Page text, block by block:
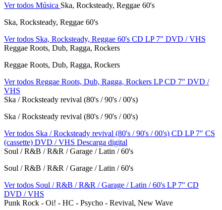
Ver todos Música Ska, Rocksteady, Reggae 60's
Ska, Rocksteady, Reggae 60's
Ver todos Ska, Rocksteady, Reggae 60's CD LP 7" DVD / VHS
Reggae Roots, Dub, Ragga, Rockers
Reggae Roots, Dub, Ragga, Rockers
Ver todos Reggae Roots, Dub, Ragga, Rockers LPCD 7" DVD /
VHS
Ska / Rocksteady revival (80's / 90's / 00's)
Ska / Rocksteady revival (80's / 90's / 00's)
Ver todos Ska / Rocksteady revival (80's / 90's / 00's) CD LP 7" CS
(cassette) DVD / VHS Descarga digital
Soul / R&B / R&R / Garage / Latin / 60's
Soul / R&B / R&R / Garage / Latin / 60's
Ver todos Soul / R&B / R&R / Garage / Latin / 60's LP 7" CD
DVD / VHS
Punk Rock - Oi! - HC - Psycho - Revival, New Wave